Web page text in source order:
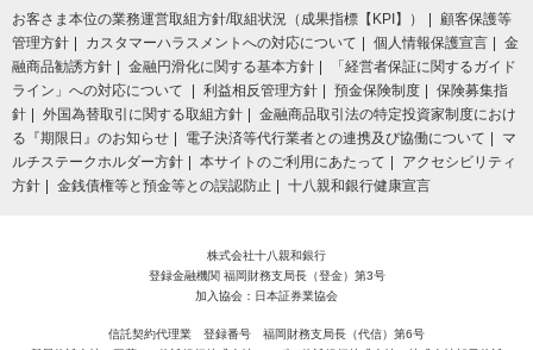
お客さま本位の業務運営取組⽅針/取組状況（成果指標【KPI】）
顧客保護等
管理方針
カスタマーハラスメントへの対応について 個人情報保護宣言
金
融商品勧誘方針
金融円滑化に関する基本方針
「経営者保証に関するガイド
ライン」への対応について
利益相反管理方針 預金保険制度
保険募集指
針
外国為替取引に関する取組方針
金融商品取引法の特定投資家制度におけ
る『期限日』のお知らせ
電子決済等代行業者との連携及び協働について
マ
ルチステークホルダー方針
本サイトのご利用にあたって
アクセシビリティ
方針
金銭債権等と預金等との誤認防止 十八親和銀行健康宣言
株式会社十八親和銀行
登録金融機関 福岡財務支局長（登金）第3号
加入協会：日本証券業協会
信託契約代理業 登録番号 福岡財務支局長（代信）第6号